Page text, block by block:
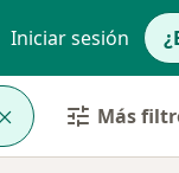
Iniciar sesión
Más